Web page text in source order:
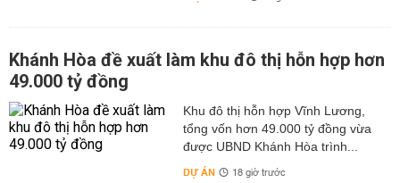
Khánh Hòa đề xuất làm khu đô thị hỗn hợp hơn
49.000 tỷ đồng
Khu đô thị hỗn hợp Vĩnh Lương,
tổng vốn hơn 49.000 tỷ đồng vừa
được UBND Khánh Hòa trình...
DỰ ÁN 18 giờ trước